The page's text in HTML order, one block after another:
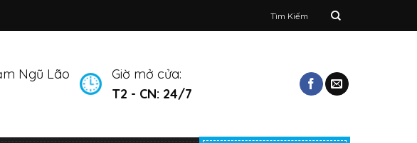
kiếm:
Ngũ Lão
Giờ mở cửa:
T2 - CN: 24/7